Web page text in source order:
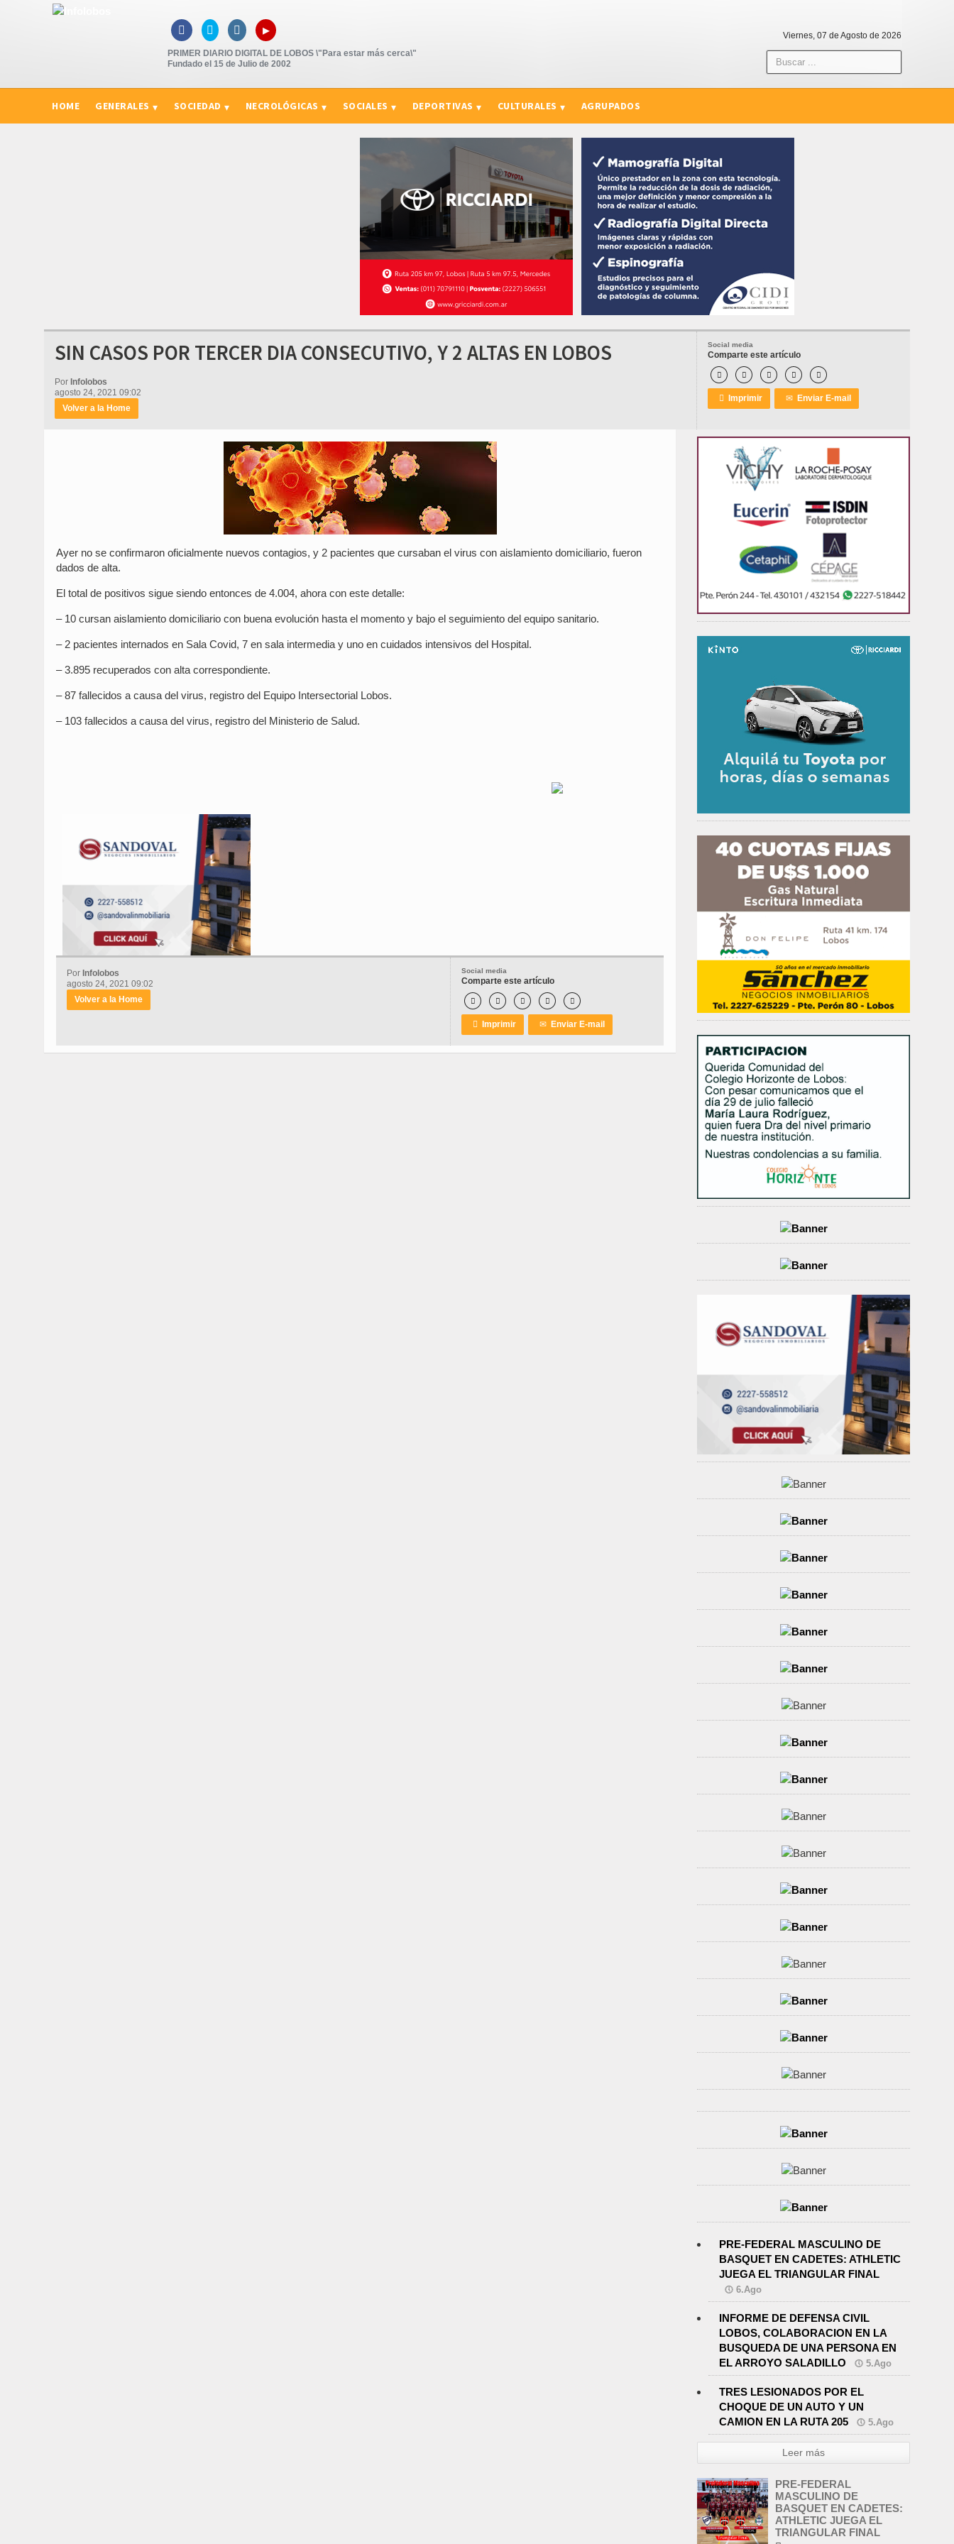
   ▸
PRIMER DIARIO DIGITAL DE LOBOS \"Para estar más cerca\"
Fundado el 15 de Julio de 2002
Viernes, 07 de Agosto de 2026
HOME GENERALES SOCIEDAD NECROLÓGICAS SOCIALES DEPORTIVAS CULTURALES AGRUPADOS
Social media
Comparte este artículo
    
 Imprimir ✉ Enviar E-mail
SIN CASOS POR TERCER DIA CONSECUTIVO, Y 2 ALTAS EN LOBOS
Por Infolobos
agosto 24, 2021 09:02
Volver a la Home
Ayer no se confirmaron oficialmente nuevos contagios, y 2 pacientes que cursaban el virus con aislamiento domiciliario, fueron
dados de alta.
El total de positivos sigue siendo entonces de 4.004, ahora con este detalle:
– 10 cursan aislamiento domiciliario con buena evolución hasta el momento y bajo el seguimiento del equipo sanitario.
– 2 pacientes internados en Sala Covid, 7 en sala intermedia y uno en cuidados intensivos del Hospital.
– 3.895 recuperados con alta correspondiente.
– 87 fallecidos a causa del virus, registro del Equipo Intersectorial Lobos.
– 103 fallecidos a causa del virus, registro del Ministerio de Salud.
Social media
Comparte este artículo
    
 Imprimir ✉ Enviar E-mail
Por Infolobos
agosto 24, 2021 09:02
Volver a la Home
PRE-FEDERAL MASCULINO DE
BASQUET EN CADETES: ATHLETIC
JUEGA EL TRIANGULAR FINAL
6.Ago
INFORME DE DEFENSA CIVIL
LOBOS, COLABORACION EN LA
BUSQUEDA DE UNA PERSONA EN
EL ARROYO SALADILLO
5.Ago
TRES LESIONADOS POR EL
CHOQUE DE UN AUTO Y UN
CAMION EN LA RUTA 205
5.Ago
Leer más
PRE-FEDERAL
MASCULINO DE
BASQUET EN CADETES:
ATHLETIC JUEGA EL
TRIANGULAR FINAL